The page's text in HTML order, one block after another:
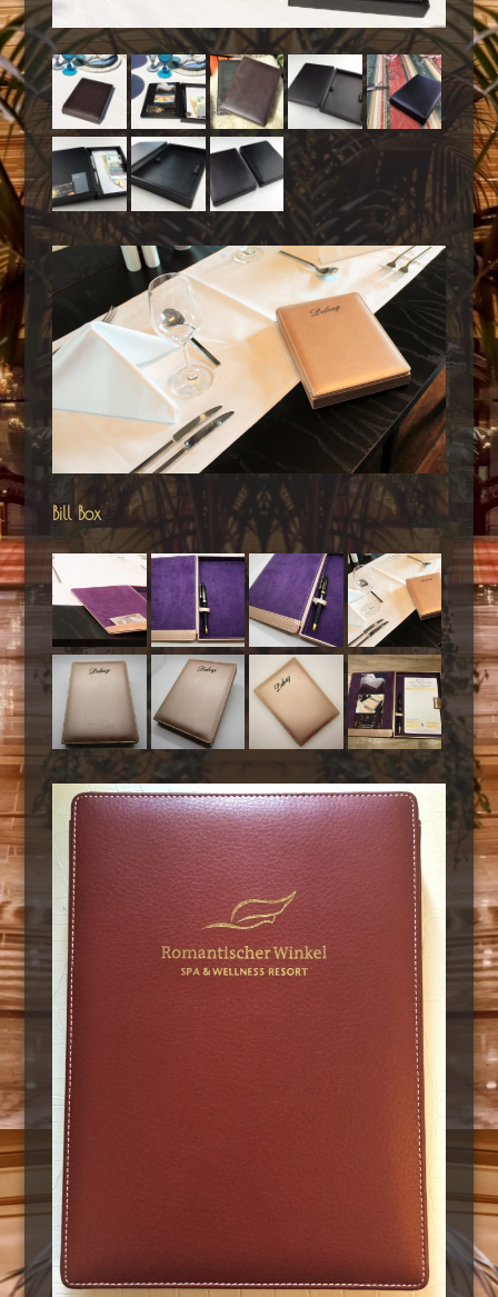
Bill Box